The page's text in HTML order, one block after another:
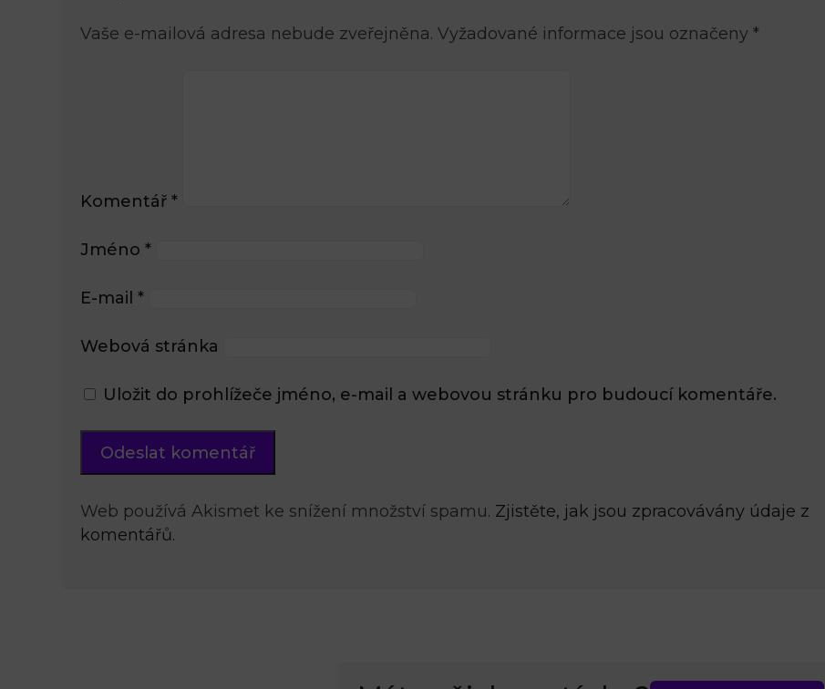
Vaše e-mailová adresa nebude zveřejněna. Vyžadované informace jsou označeny *
Komentář*
Jméno*
E-mail*
Webová stránka
Uložit do prohlížeče jméno, e-mail a webovou stránku pro budoucí komentáře.
Web používá Akismet ke snížení množství spamu. Zjistěte, jak jsou zpracovávány údaje z
komentářů.